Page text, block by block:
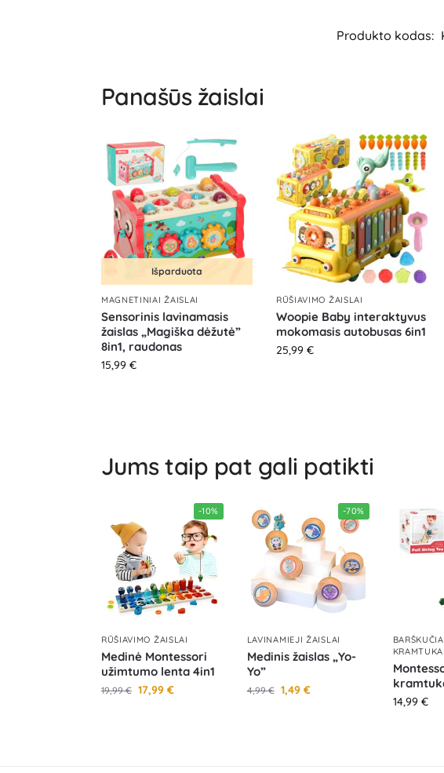
Produkto kodas:
Panašūs žaislai
Išparduota
MAGNETINIAI ŽAISLAI
Sensorinis lavinamasis
žaislas „Magiška dėžutė”
8in1, raudonas
15,99 €
RŪŠIAVIMO ŽAISLAI
Woopie Baby interaktyvus
mokomasis autobusas 6in1
25,99 €
Jums taip pat gali patikti
-10%
RŪŠIAVIMO ŽAISLAI
Medinė Montessori
užimtumo lenta 4in1
19,99€ 17,99 €
-70%
LAVINAMIEJI ŽAISLAI
Medinis žaislas „Yo-
Yo”
4,99€ 1,49 €
KRAMTUKAI
14,99 €